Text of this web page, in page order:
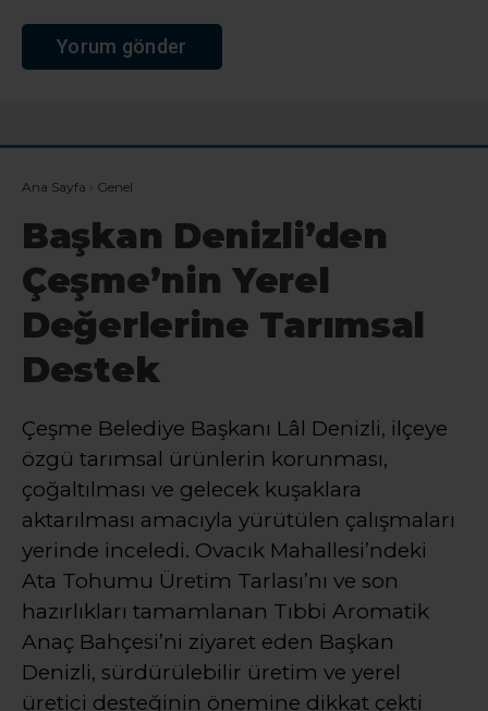
Ana Sayfa › Genel
Başkan Denizli’den
Çeşme’nin Yerel
Değerlerine Tarımsal
Destek
Çeşme Belediye Başkanı Lâl Denizli, ilçeye
özgü tarımsal ürünlerin korunması,
çoğaltılması ve gelecek kuşaklara
aktarılması amacıyla yürütülen çalışmaları
yerinde inceledi. Ovacık Mahallesi’ndeki
Ata Tohumu Üretim Tarlası’nı ve son
hazırlıkları tamamlanan Tıbbi Aromatik
Anaç Bahçesi’ni ziyaret eden Başkan
Denizli, sürdürülebilir üretim ve yerel
üretici desteğinin önemine dikkat çekti